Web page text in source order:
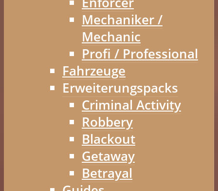
Mechaniker /
Mechanic
Profi / Professional
Fahrzeuge
Erweiterungspacks
Criminal Activity
Robbery
Blackout
Getaway
Betrayal